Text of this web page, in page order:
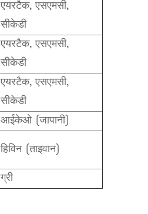
एयरटैक, एसएमसी,
सीकेडी
एयरटैक, एसएमसी,
सीकेडी
एयरटैक, एसएमसी,
सीकेडी
आईकेओ (जापानी)
हिविन (ताइवान)
ग्री